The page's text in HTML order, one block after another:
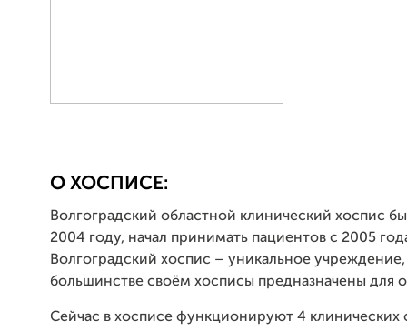
О ХОСПИСЕ:
Волгоградский областной клинический хоспис
2004 году, начал принимать пациентов с 2005
Волгоградский хоспис – уникальное учреждение,
большинстве своём хосписы предназначены для
Сейчас в хосписе функционируют 4 клинических